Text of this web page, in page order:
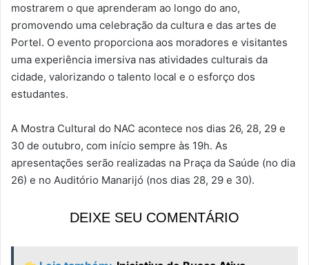
mostrarem o que aprenderam ao longo do ano,
promovendo uma celebração da cultura e das artes de
Portel. O evento proporciona aos moradores e visitantes
uma experiência imersiva nas atividades culturais da
cidade, valorizando o talento local e o esforço dos
estudantes.
A Mostra Cultural do NAC acontece nos dias 26, 28, 29 e
30 de outubro, com início sempre às 19h. As
apresentações serão realizadas na Praça da Saúde (no dia
26) e no Auditório Manarijó (nos dias 28, 29 e 30).
DEIXE SEU COMENTÁRIO